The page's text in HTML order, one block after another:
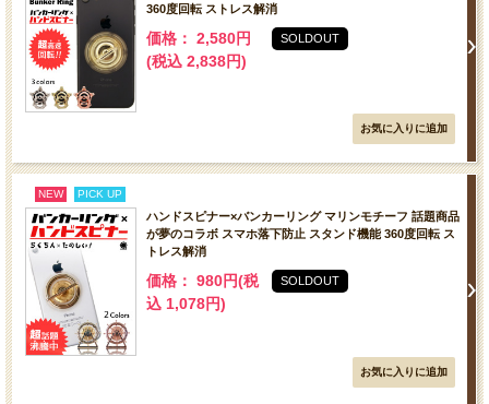
360度回転 ストレス解消
価格： 2,580円
(税込 2,838円)
SOLDOUT
NEW PICK UP
ハンドスピナー×バンカーリング マリンモチーフ 話題商品
が夢のコラボ スマホ落下防止 スタンド機能 360度回転 ス
トレス解消
価格： 980円(税
込 1,078円)
SOLDOUT